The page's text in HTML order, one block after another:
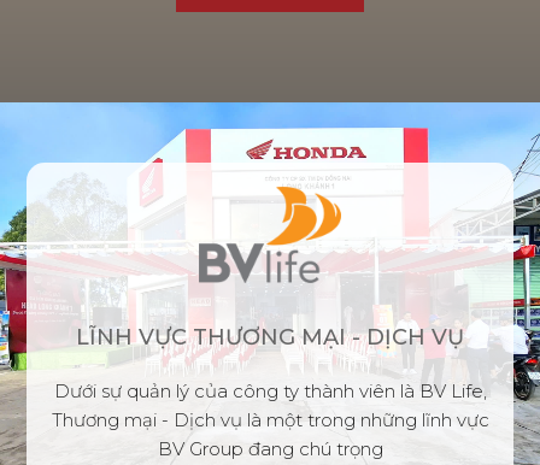
LĨNH VỰC THƯƠNG MẠI - DỊCH VỤ
Dưới sự quản lý của công ty thành viên là BV Life,
Thương mại - Dịch vụ là một trong những lĩnh vực
BV Group đang chú trọng